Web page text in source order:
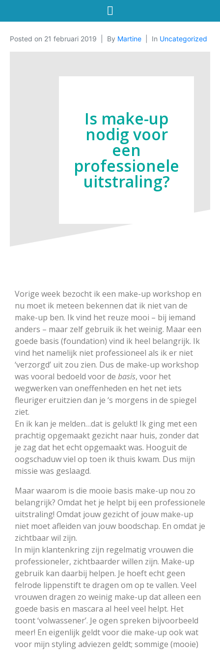
Posted on 21 februari 2019 By Martine In Uncategorized
Is make-up
nodig voor
een
professionele
uitstraling?
Vorige week bezocht ik een make-up workshop en
nu moet ik meteen bekennen dat ik niet van de
make-up ben. Ik vind het reuze mooi – bij iemand
anders – maar zelf gebruik ik het weinig. Maar een
goede basis (foundation) vind ik heel belangrijk. Ik
vind het namelijk niet professioneel als ik er niet
‘verzorgd’ uit zou zien. Dus de make-up workshop
was vooral bedoeld voor de basis, voor het
wegwerken van oneffenheden en het net iets
fleuriger eruitzien dan je ‘s morgens in de spiegel
ziet.
En ik kan je melden…dat is gelukt! Ik ging met een
prachtig opgemaakt gezicht naar huis, zonder dat
je zag dat het echt opgemaakt was. Hooguit de
oogschaduw viel op toen ik thuis kwam. Dus mijn
missie was geslaagd.
Maar waarom is die mooie basis make-up nou zo
belangrijk? Omdat het je helpt bij een professionele
uitstraling! Omdat jouw gezicht of jouw make-up
niet moet afleiden van jouw boodschap. En omdat je
zichtbaar wil zijn.
In mijn klantenkring zijn regelmatig vrouwen die
professioneler, zichtbaarder willen zijn. Make-up
gebruik kan daarbij helpen. Je hoeft echt geen
felrode lippenstift te dragen om op te vallen. Veel
vrouwen dragen zo weinig make-up dat alleen een
goede basis en mascara al heel veel helpt. Het
toont ‘volwassener’. Je ogen spreken bijvoorbeeld
meer! En eigenlijk geldt voor die make-up ook wat
voor mijn styling adviezen geldt; sommige (mooie)